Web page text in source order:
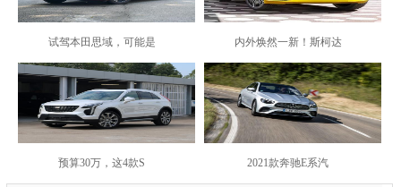
试驾本田思域，可能是 内外焕然一新！斯柯达
预算30万，这4款S 2021款奔驰E系汽